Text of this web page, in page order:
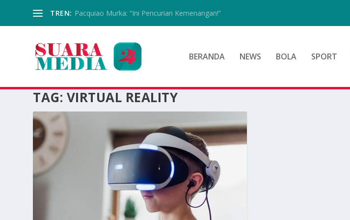
TREN: Pacquiao Murka: “Ini Pencurian Kemenangan!”
BERANDA NEWS BOLA SPORT
TAG: VIRTUAL REALITY